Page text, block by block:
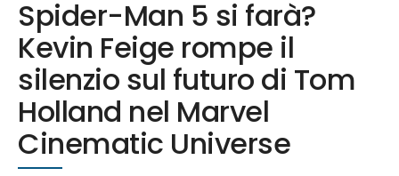
Spider-Man 5 si farà?
Kevin Feige rompe il
silenzio sul futuro di Tom
Holland nel Marvel
Cinematic Universe